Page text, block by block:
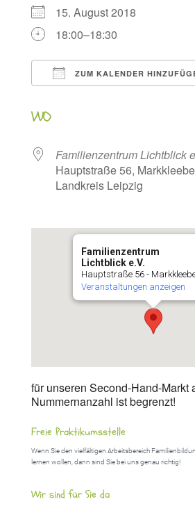
15. August 2018
18:00–18:30
ZUM KALENDER
WO
Familienzentrum Lichtblick
Hauptstraße 56,
Landkreis Leipzig
Familienzentrum
Lichtblick e.V.
Hauptstraße 56 -
Veranstaltungen anzeigen
für unseren Second-Hand-Markt
Nummernanzahl ist begrenzt!
Freie Praktikumsstelle
Wenn Sie den vielfältigen Arbeitsbereich
lernen wollen, dann sind Sie bei uns genau richtig!
Wir sind für Sie da